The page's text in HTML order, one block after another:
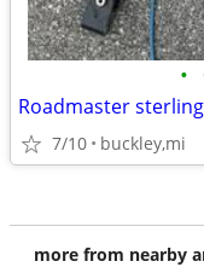
•
Roadmaster
7/10 buckley,mi
more from nearby